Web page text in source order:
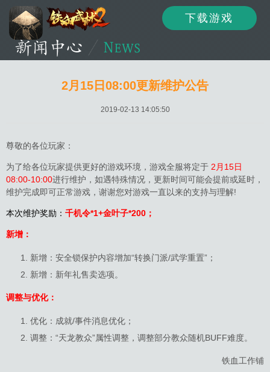
下载游戏
2月15日08:00更新维护公告
2019-02-13 14:05:50
尊敬的各位玩家：
为了给各位玩家提供更好的游戏环境，游戏全服将定于 2月15日
08:00-10:00进行维护，如遇特殊情况，更新时间可能会提前或延时，
维护完成即可正常游戏，谢谢您对游戏一直以来的支持与理解!
本次维护奖励： 千机令*1+金叶子*200；
新增：
新增：安全锁保护内容增加“转换门派/武学重置”；
新增：新年礼售卖选项。
调整与优化：
优化：成就/事件消息优化；
调整：“天龙教众”属性调整，调整部分教众随机BUFF难度。
铁血工作铺
资讯
论坛 下载 客服